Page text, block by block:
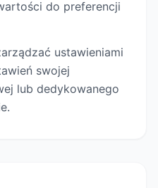
do preferencji
ustawieniami
swojej
lub dedykowanego